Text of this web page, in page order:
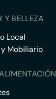
Y BELLEZA
Local
Mobiliario